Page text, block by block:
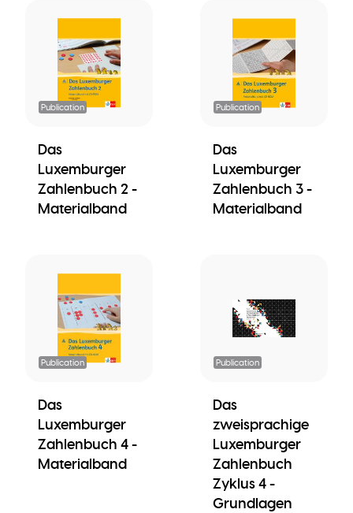
Publication
Das
Luxemburger
Zahlenbuch 2 -
Materialband
Publication
Das
Luxemburger
Zahlenbuch 3 -
Materialband
Publication
Das
Luxemburger
Zahlenbuch 4 -
Materialband
Publication
Das
zweisprachige
Luxemburger
Zahlenbuch
Zyklus 4 -
Grundlagen